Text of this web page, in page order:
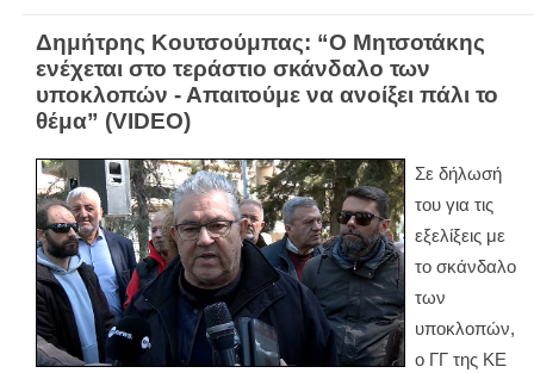
Δημήτρης Κουτσούμπας: “Ο Μητσοτάκης
ενέχεται στο τεράστιο σκάνδαλο των
υποκλοπών - Απαιτούμε να ανοίξει πάλι το
θέμα” (VIDEO)
Σε δήλωσή
του για τις
εξελίξεις με
το σκάνδαλο
των
υποκλοπών,
ο ΓΓ της ΚΕ